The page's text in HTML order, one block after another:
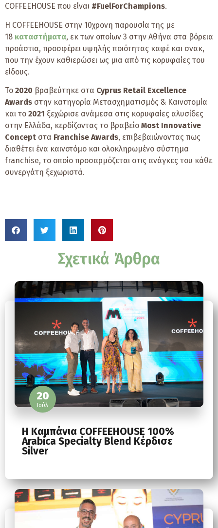
COFFEEHOUSE που είναι #FuelForChampions.
H COFFEEHOUSE στην 10χρονη παρουσία της με
18 καταστήματα, εκ των οποίων 3 στην Αθήνα στα βόρεια
προάστια, προσφέρει υψηλής ποιότητας καφέ και σνακ,
που την έχουν καθιερώσει ως μια από τις κορυφαίες του
είδους.
Το 2020 βραβεύτηκε στα Cyprus Retail Excellence
Awards στην κατηγορία Μετασχηματισμός & Καινοτομία
και το 2021 ξεχώρισε ανάμεσα στις κορυφαίες αλυσίδες
στην Ελλάδα, κερδίζοντας το βραβείο Most Innovative
Concept στα Franchise Awards, επιβεβαιώνοντας πως
διαθέτει ένα καινοτόμο και ολοκληρωμένο σύστημα
franchise, το οποίο προσαρμόζεται στις ανάγκες του κάθε
συνεργάτη ξεχωριστά.
Σχετικά Άρθρα
20
Ιούλ
Η Καμπάνια COFFEEHOUSE 100%
Arabica Specialty Blend Κέρδισε
Silver